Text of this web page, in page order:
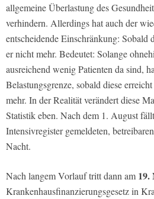
allgemeine Überlastung des
verhindern. Allerdings hat auch der
entscheidende Einschränkung: Sobald
er nicht mehr. Bedeutet: Solange
ausreichend wenig Patienten da sind,
Belastungsgrenze, sobald diese
mehr. In der Realität verändert diese
Statistik eben. Nach dem 1. August
Intensivregister gemeldeten,
Nacht.
Nach langem Vorlauf tritt dann am 19.
Krankenhausfinanzierungsgesetz in